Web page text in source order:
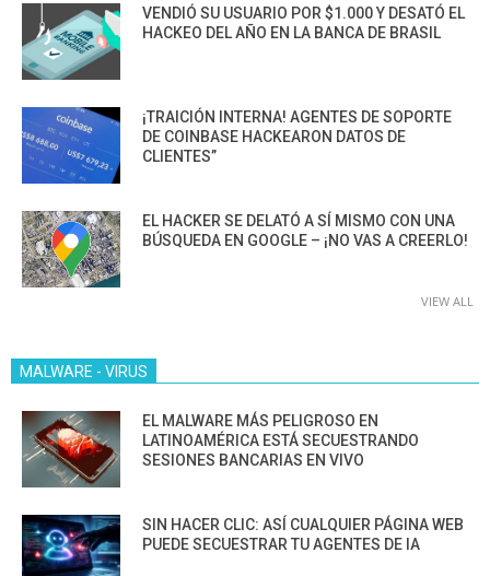
VENDIÓ SU USUARIO POR $1.000 Y DESATÓ EL
HACKEO DEL AÑO EN LA BANCA DE BRASIL
¡TRAICIÓN INTERNA! AGENTES DE SOPORTE
DE COINBASE HACKEARON DATOS DE
CLIENTES”
EL HACKER SE DELATÓ A SÍ MISMO CON UNA
BÚSQUEDA EN GOOGLE – ¡NO VAS A CREERLO!
VIEW ALL
MALWARE - VIRUS
EL MALWARE MÁS PELIGROSO EN
LATINOAMÉRICA ESTÁ SECUESTRANDO
SESIONES BANCARIAS EN VIVO
SIN HACER CLIC: ASÍ CUALQUIER PÁGINA WEB
PUEDE SECUESTRAR TU AGENTES DE IA